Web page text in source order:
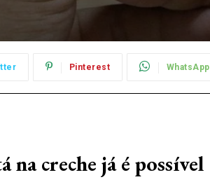
Pinterest WhatsApp
creche já é possível